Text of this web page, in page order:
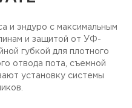
и эндуро с максимальным
и защитой от УФ-
губкой для плотного
отвода пота, съемной
установку системы